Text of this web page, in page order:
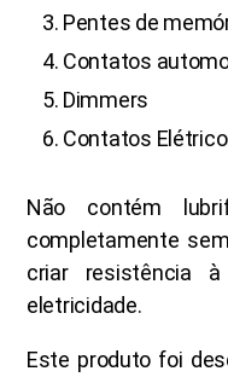
Pentes de
Contatos
Dimmers
Contatos
Não contém
completamente
criar resistência
eletricidade.
Este produto foi